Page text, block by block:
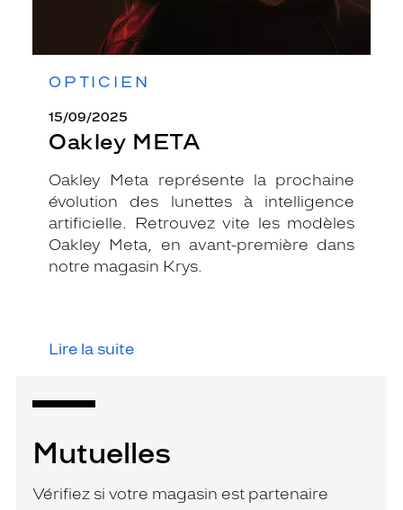
OPTICIEN
15/09/2025
Oakley META
Oakley Meta représente la prochaine
évolution des lunettes à intelligence
artificielle. Retrouvez vite les modèles
Oakley Meta, en avant-première dans
notre magasin Krys.
Lire la suite
Mutuelles
Vérifiez si votre magasin est partenaire